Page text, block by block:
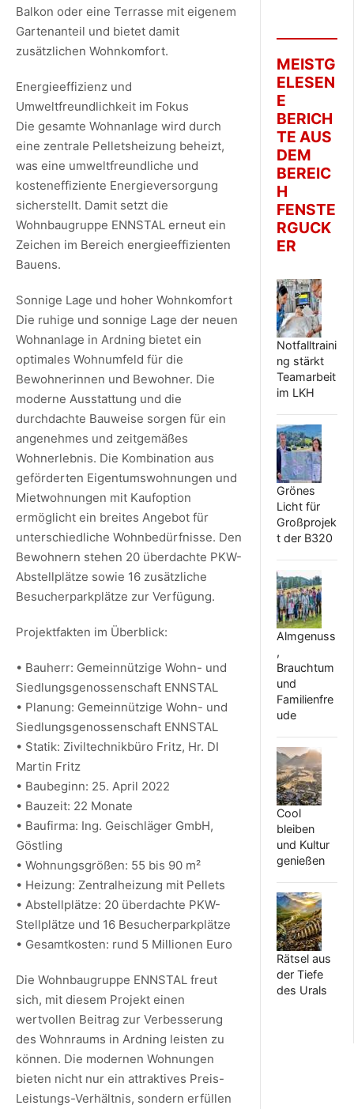
Balkon oder eine Terrasse mit eigenem
Gartenanteil und bietet damit
zusätzlichen Wohnkomfort.
Energieeffizienz und
Umweltfreundlichkeit im Fokus
Die gesamte Wohnanlage wird durch
eine zentrale Pelletsheizung beheizt,
was eine umweltfreundliche und
kosteneffiziente Energieversorgung
sicherstellt. Damit setzt die
Wohnbaugruppe ENNSTAL erneut ein
Zeichen im Bereich energieeffizienten
Bauens.
Sonnige Lage und hoher Wohnkomfort
Die ruhige und sonnige Lage der neuen
Wohnanlage in Ardning bietet ein
optimales Wohnumfeld für die
Bewohnerinnen und Bewohner. Die
moderne Ausstattung und die
durchdachte Bauweise sorgen für ein
angenehmes und zeitgemäßes
Wohnerlebnis. Die Kombination aus
geförderten Eigentumswohnungen und
Mietwohnungen mit Kaufoption
ermöglicht ein breites Angebot für
unterschiedliche Wohnbedürfnisse. Den
Bewohnern stehen 20 überdachte PKW-
Abstellplätze sowie 16 zusätzliche
Besucherparkplätze zur Verfügung.
Projektfakten im Überblick:
• Bauherr: Gemeinnützige Wohn- und
Siedlungsgenossenschaft ENNSTAL
• Planung: Gemeinnützige Wohn- und
Siedlungsgenossenschaft ENNSTAL
• Statik: Ziviltechnikbüro Fritz, Hr. DI
Martin Fritz
• Baubeginn: 25. April 2022
• Bauzeit: 22 Monate
• Baufirma: Ing. Geischläger GmbH,
Göstling
• Wohnungsgrößen: 55 bis 90 m²
• Heizung: Zentralheizung mit Pellets
• Abstellplätze: 20 überdachte PKW-
Stellplätze und 16 Besucherparkplätze
• Gesamtkosten: rund 5 Millionen Euro
Die Wohnbaugruppe ENNSTAL freut
sich, mit diesem Projekt einen
wertvollen Beitrag zur Verbesserung
des Wohnraums in Ardning leisten zu
können. Die modernen Wohnungen
bieten nicht nur ein attraktives Preis-
Leistungs-Verhältnis, sondern erfüllen
MEISTG
ELESEN
E
BERICH
TE AUS
DEM
BEREIC
H
FENSTE
RGUCK
ER
Notfalltraini
ng stärkt
Teamarbeit
im LKH
Grönes
Licht für
Großprojek
t der B320
Almgenuss
,
Brauchtum
und
Familienfre
ude
Cool
bleiben
und Kultur
genießen
Rätsel aus
der Tiefe
des Urals